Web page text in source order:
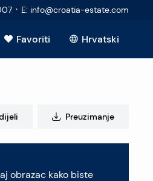
· E: info@croatia-estate.com
Favoriti Hrvatski
Vidi sve
Preuzimanje
obrazac kako biste